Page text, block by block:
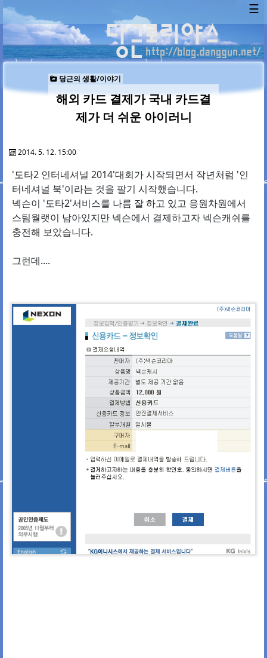
☰
당근의 생활/이야기
해외 카드 결제가 국내 카드결
제가 더 쉬운 아이러니
2014. 5. 12. 15:00
'도타2 인터네셔널 2014'대회가 시작되면서 작년처럼 '인
터네셔널 북'이라는 것을 팔기 시작했습니다.
넥슨이 '도타2'서비스를 나름 잘 하고 있고 응원차원에서
스팀월랫이 남아있지만 넥슨에서 결제하고자 넥슨캐쉬를
충전해 보았습니다.
그런데....